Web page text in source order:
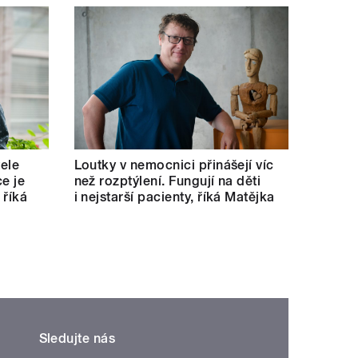
je
říká
Loutky v nemocnici přinášejí víc
než rozptýlení. Fungují na děti
i nejstarší pacienty, říká Matějka
Sledujte nás